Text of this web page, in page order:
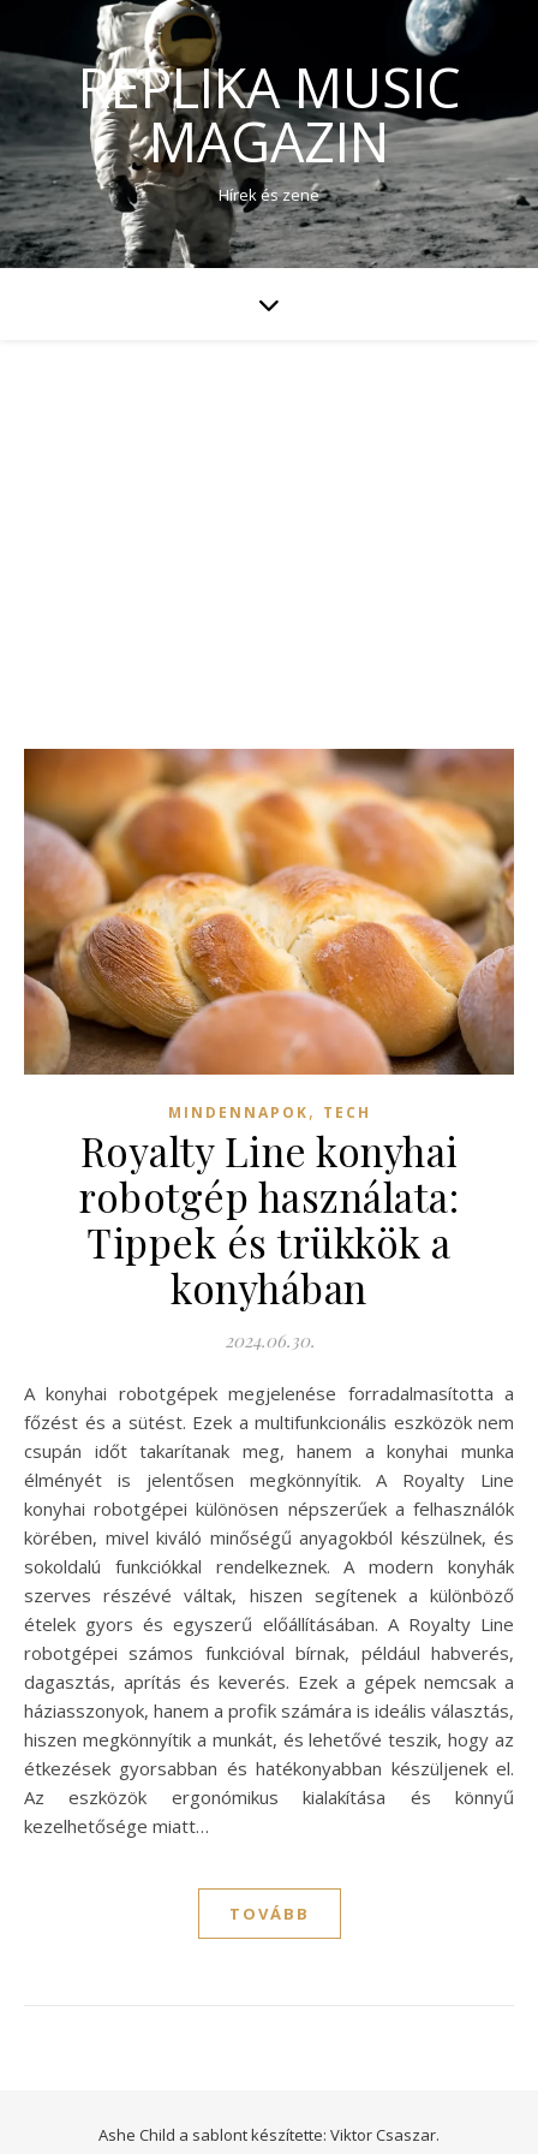
REPLIKA MUSIC
MAGAZIN
Hírek és zene
MINDENNAPOK, TECH
Royalty Line konyhai
robotgép használata:
Tippek és trükkök a
konyhában
2024.06.30.
A konyhai robotgépek megjelenése forradalmasította a
főzést és a sütést. Ezek a multifunkcionális eszközök nem
csupán időt takarítanak meg, hanem a konyhai munka
élményét is jelentősen megkönnyítik. A Royalty Line
konyhai robotgépei különösen népszerűek a felhasználók
körében, mivel kiváló minőségű anyagokból készülnek, és
sokoldalú funkciókkal rendelkeznek. A modern konyhák
szerves részévé váltak, hiszen segítenek a különböző
ételek gyors és egyszerű előállításában. A Royalty Line
robotgépei számos funkcióval bírnak, például habverés,
dagasztás, aprítás és keverés. Ezek a gépek nemcsak a
háziasszonyok, hanem a profik számára is ideális választás,
hiszen megkönnyítik a munkát, és lehetővé teszik, hogy az
étkezések gyorsabban és hatékonyabban készüljenek el.
Az eszközök ergonómikus kialakítása és könnyű
kezelhetősége miatt…
TOVÁBB
Ashe Child a sablont készítette: Viktor Csaszar.